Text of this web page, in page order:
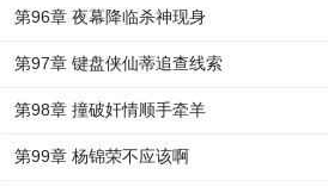
第96章 夜幕降临杀神现身
第97章 键盘侠仙蒂追查线索
第98章 撞破奸情顺手牵羊
第99章 杨锦荣不应该啊